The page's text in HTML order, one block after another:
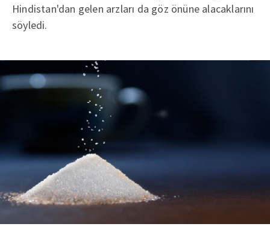
Hindistan'dan gelen arzları da göz önüne alacaklarını
söyledi.